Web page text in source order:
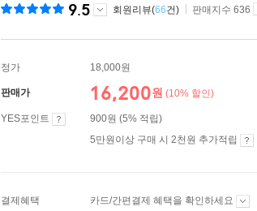
9.5 회원리뷰(66건) 판매지수 636
정가 18,000원
판매가 16,200원 (10% 할인)
YES포인트
900원 (5% 적립)
5만원이상 구매 시 2천원 추가적립
결제혜택 카드/간편결제 혜택을 확인하세요